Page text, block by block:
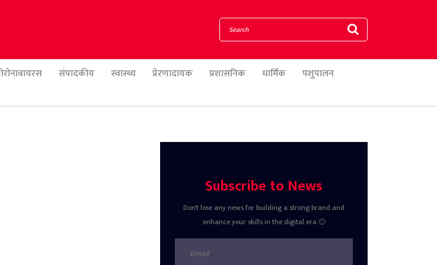
संपादकीय स्वास्थ्य प्रेरणादायक प्रशासनिक धार्मिक
पशुपालन
Subscribe to News
Don't lose any news for building a strong brand and
enhance your skills in the digital era 🙂